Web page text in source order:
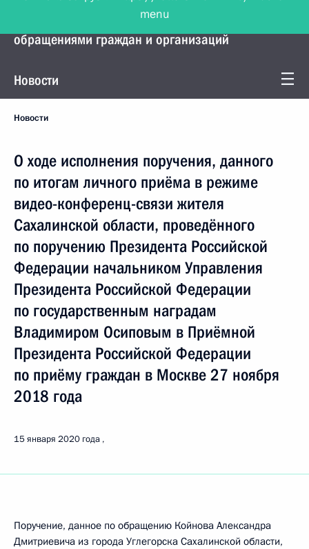
Управление Президента по работе с
обращениями граждан и организаций
Новости
Новости
О ходе исполнения поручения, данного
по итогам личного приёма в режиме
видео-конференц-связи жителя
Сахалинской области, проведённого
по поручению Президента Российской
Федерации начальником Управления
Президента Российской Федерации
по государственным наградам
Владимиром Осиповым в Приёмной
Президента Российской Федерации
по приёму граждан в Москве 27 ноября
2018 года
15 января 2020 года
Поручение, данное по обращению Койнова Александра
Дмитриевича из города Углегорска Сахалинской области,
menu